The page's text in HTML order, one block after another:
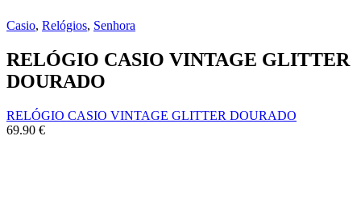
Casio, Relógios, Senhora
RELÓGIO CASIO VINTAGE GLITTER
DOURADO
RELÓGIO CASIO VINTAGE GLITTER DOURADO
69.90 €